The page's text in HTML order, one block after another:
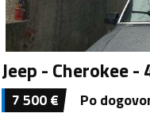
Jeep - Cherokee -
7 500€ Po